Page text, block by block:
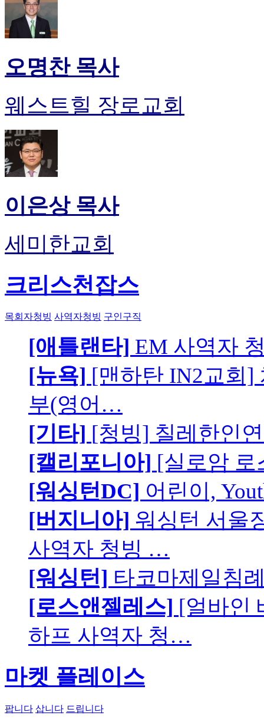
오명찬 목사
웨스트힐 장로교회
이은상 목사
세미한교회
크리스천잡스
목회자청빙 사역자청빙 구인구직
[애틀랜타] EM 사역자
[뉴욕] [맨하탄 IN2교회]
부(영어…
[기타] [청빙] 칠레한인
[캘리포니아] [실로암 로
[워싱턴DC] 어린이,
[버지니아] 워싱턴 서울
사역자 청빙 …
[워싱턴] 타코마제일침
[로스앤젤레스] [얼바인
하프 사역자 청…
마켓 플레이스
팝니다 삽니다 드립니다